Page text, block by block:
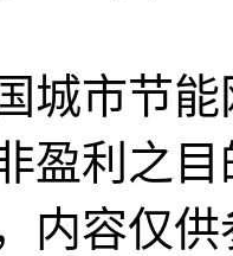
城市节
盈利之
内容仅